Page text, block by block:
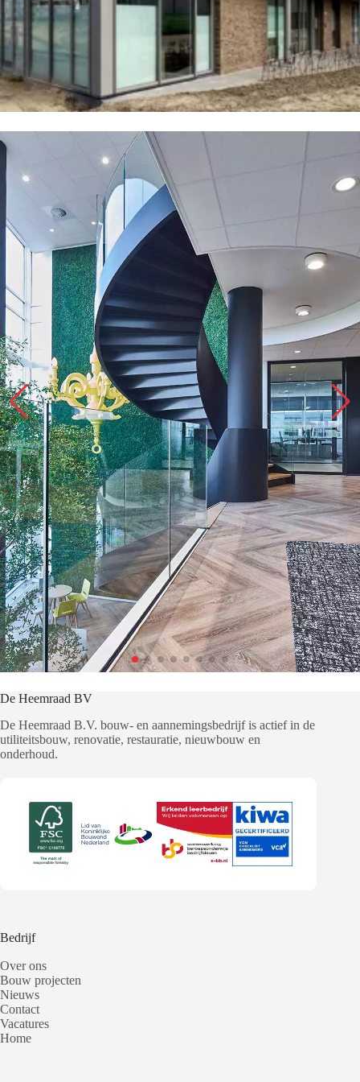
De Heemraad BV
De Heemraad B.V. bouw- en aannemingsbedrijf is actief in de
utiliteitsbouw, renovatie, restauratie, nieuwbouw en
onderhoud.
Bedrijf
Over ons
Bouw projecten
Nieuws
Contact
Vacatures
Home